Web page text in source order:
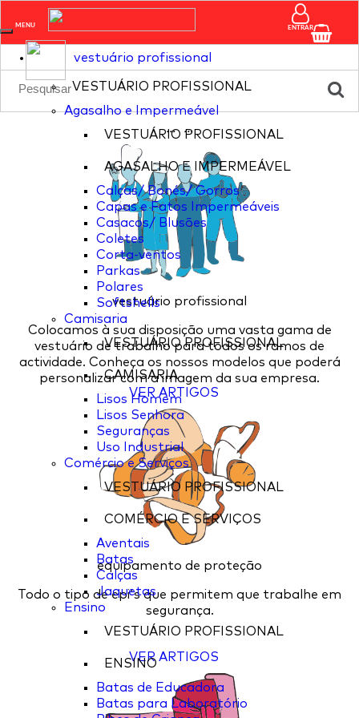
pagina nao existente
MENU
vestuário profissional
VESTUÁRIO PROFISSIONAL
Agasalho e Impermeável
VESTUÁRIO PROFISSIONAL
AGASALHO E IMPERMEÁVEL
Calças/ Bonés/ Gorros
Capas e Fatos Impermeáveis
Casacos/ Blusões
Coletes
Corta-ventos
Parkas
Polares
Softshells
Camisaria
VESTUÁRIO PROFISSIONAL
CAMISARIA
Lisos Homem
Lisos Senhora
Seguranças
Uso Industrial
Comércio e Serviços
VESTUÁRIO PROFISSIONAL
COMÉRCIO E SERVIÇOS
Aventais
Batas
Calças
Jaquetas
Ensino
VESTUÁRIO PROFISSIONAL
ENSINO
Batas de Educadora
Batas para Laboratório
ENTRAR
... ...
vestuário profissional
Colocamos à sua disposição uma vasta gama de
vestuário de trabalho para todos os ramos de
actividade. Conheça os nossos modelos que poderá
personalizar com a imagem da sua empresa.
VER ARTIGOS
equipamento de proteção
Todo o tipo de epi's que permitem que trabalhe em
segurança.
VER ARTIGOS